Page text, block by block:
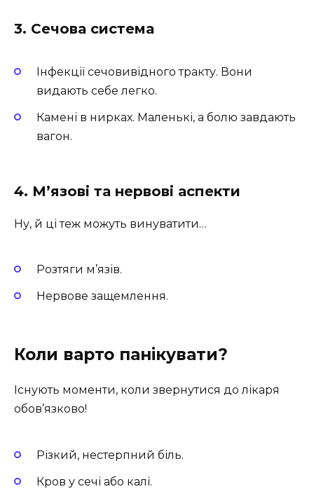
3. Сечова система
Інфекції сечовивідного тракту. Вони
видають себе легко.
Камені в нирках. Маленькі, а болю завдають
вагон.
4. М’язові та нервові аспекти
Ну, й ці теж можуть винуватити…
Розтяги м’язів.
Нервове защемлення.
Коли варто панікувати?
Існують моменти, коли звернутися до лікаря
обов’язково!
Різкий, нестерпний біль.
Кров у сечі або калі.